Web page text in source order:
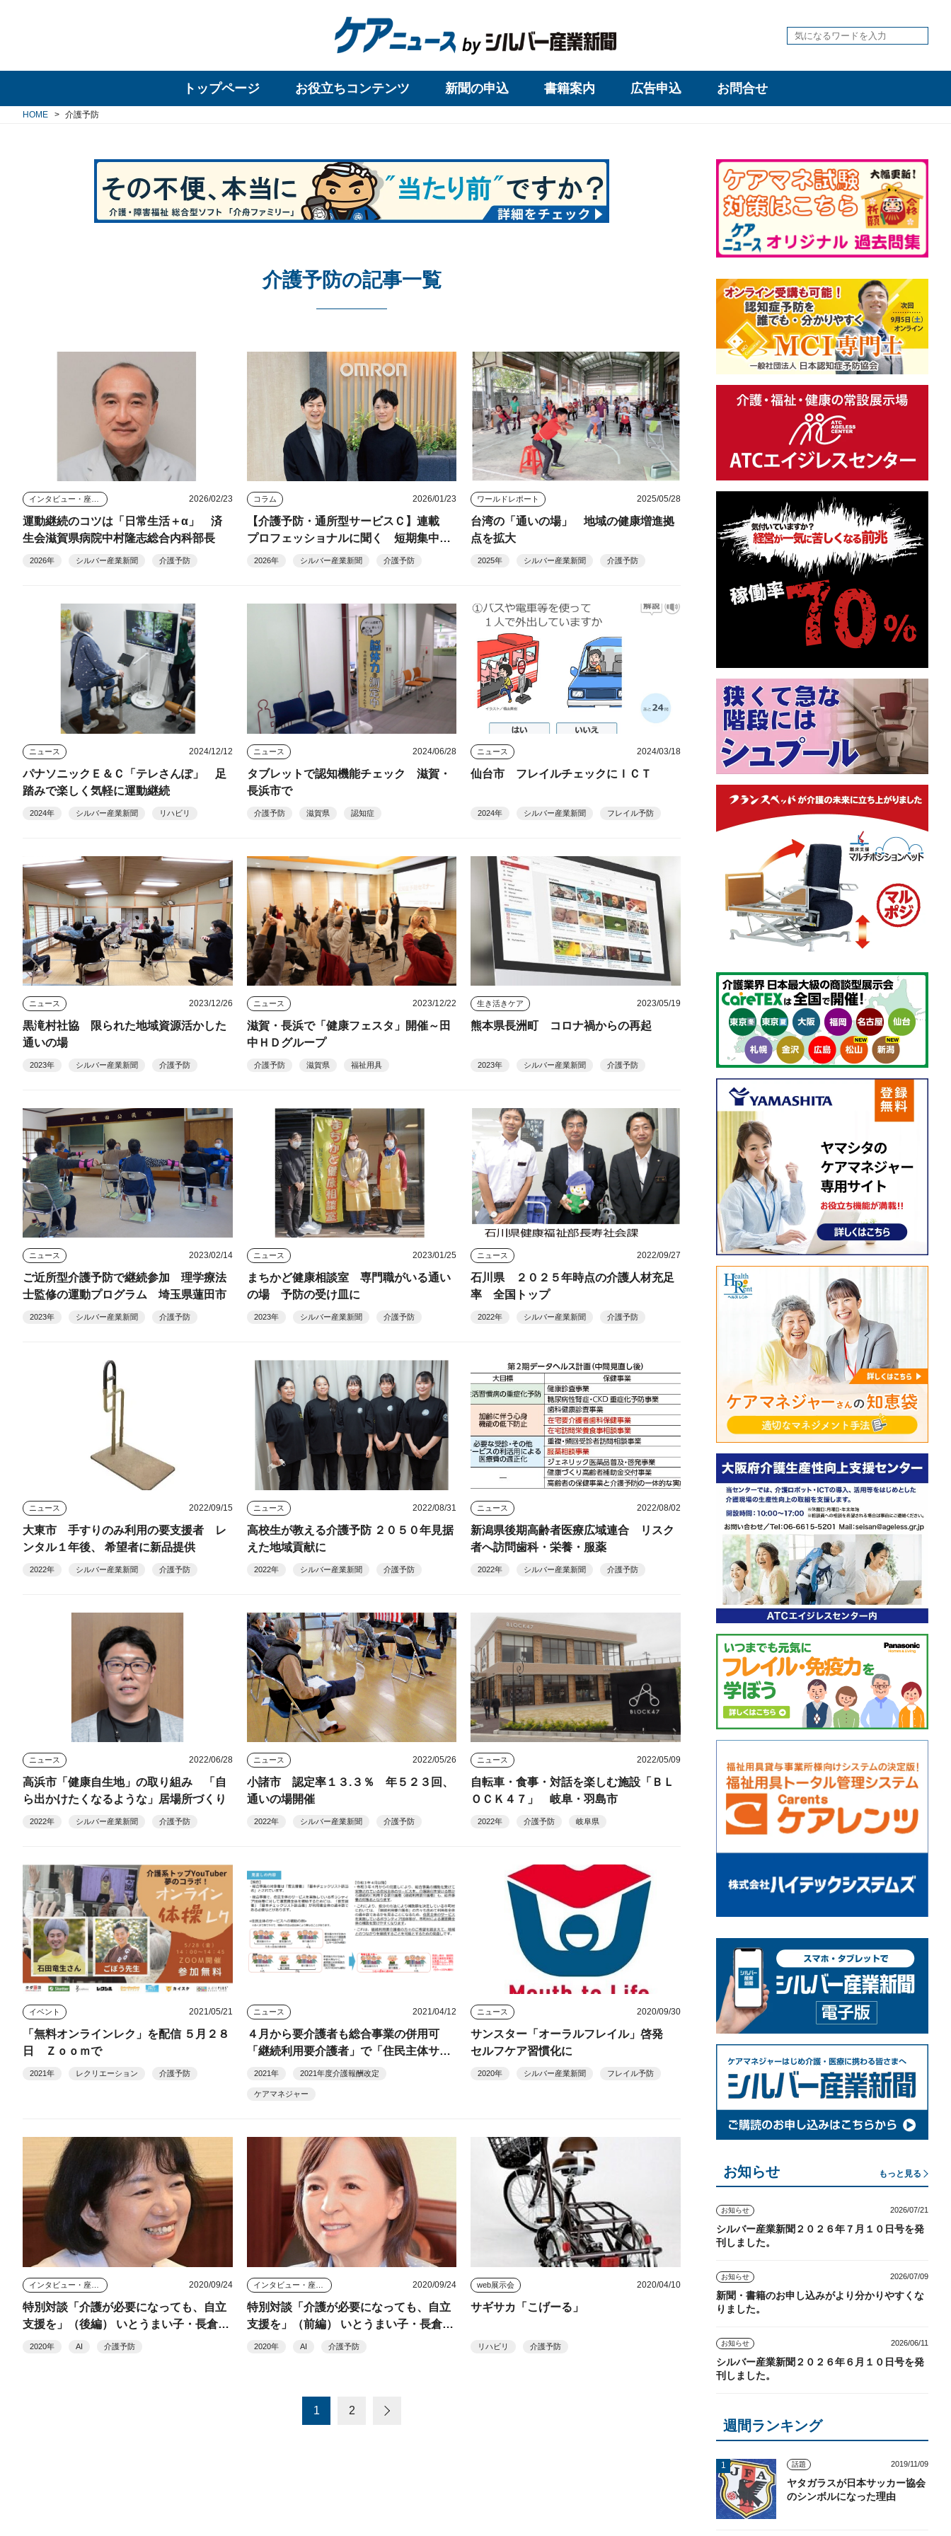
トップページ お役立ちコンテンツ 新聞の申込 書籍案内 広告申込 お問合せ
HOME 介護予防
介護予防の記事一覧
2026/02/23
運動継続のコツは「日常生活＋α」 済
生会滋賀県病院中村隆志総合内科部長
2026年 シルバー産業新聞 介護予防
コラム 2026/01/23
【介護予防・通所型サービスＣ】連載
プロフェッショナルに聞く 短期集中予
防サービスの最前線⑨
2026年 シルバー産業新聞 介護予防
ワールドレポート 2025/05/28
台湾の「通いの場」 地域の健康増進拠
点を拡大
2025年 シルバー産業新聞 介護予防
ニュース 2024/12/12
パナソニックＥ＆Ｃ「テレさんぽ」 足
踏みで楽しく気軽に運動継続
2024年 シルバー産業新聞 リハビリ
ニュース 2024/06/28
タブレットで認知機能チェック 滋賀・
長浜市で
介護予防 滋賀県 認知症
ニュース 2024/03/18
仙台市 フレイルチェックにＩＣＴ
2024年 シルバー産業新聞 フレイル予防
ニュース 2023/12/26
黒滝村社協 限られた地域資源活かした
通いの場
2023年 シルバー産業新聞 介護予防
ニュース 2023/12/22
滋賀・長浜で「健康フェスタ」開催～田
中ＨＤグループ
介護予防 滋賀県 福祉用具
生き活きケア 2023/05/19
熊本県長洲町 コロナ禍からの再起
2023年 シルバー産業新聞 介護予防
ニュース 2023/02/14
ご近所型介護予防で継続参加 理学療法
士監修の運動プログラム 埼玉県蓮田市
2023年 シルバー産業新聞 介護予防
ニュース 2023/01/25
まちかど健康相談室 専門職がいる通い
の場 予防の受け皿に
2023年 シルバー産業新聞 介護予防
ニュース 2022/09/27
石川県 ２０２５年時点の介護人材充足
率 全国トップ
2022年 シルバー産業新聞 介護予防
ニュース 2022/09/15
大東市 手すりのみ利用の要支援者 レ
ンタル１年後、 希望者に新品提供
2022年 シルバー産業新聞 介護予防
ニュース 2022/08/31
高校生が教える介護予防 ２０５０年見据
えた地域貢献に
2022年 シルバー産業新聞 介護予防
ニュース 2022/08/02
新潟県後期高齢者医療広域連合 リスク
者へ訪問歯科・栄養・服薬
2022年 シルバー産業新聞 介護予防
ニュース 2022/06/28
高浜市「健康自生地」の取り組み 「自
ら出かけたくなるような」居場所づくり
2022年 シルバー産業新聞 介護予防
ニュース 2022/05/26
小諸市 認定率１３.３％ 年５２３回、
通いの場開催
2022年 シルバー産業新聞 介護予防
ニュース 2022/05/09
自転車・食事・対話を楽しむ施設「ＢＬ
ＯＣＫ４７」 岐阜・羽島市
2022年 介護予防 岐阜県
イベント 2021/05/21
「無料オンラインレク」を配信 ５月２８
日 Ｚｏｏｍで
2021年 レクリエーション 介護予防
ニュース 2021/04/12
４月から要介護者も総合事業の併用可
「継続利用要介護者」で「住民主体サー
ビス」が対象
2021年 2021年度介護報酬改定
ケアマネジャー
ニュース 2020/09/30
サンスター「オーラルフレイル」啓発
セルフケア習慣化に
2020年 シルバー産業新聞 フレイル予防
2020/09/24
特別対談「介護が必要になっても、自立
支援を」（後編） いとうまい子・長倉寿
子2020年 AI 介護予防
インタビュー・座談会 2020/09/24
特別対談「介護が必要になっても、自立
支援を」（前編） いとうまい子・長倉寿
子2020年 AI 介護予防
web展示会 2020/04/10
サギサカ「こげーる」
リハビリ 介護予防
1 2
お知らせ もっと見る
お知らせ 2026/07/21
シルバー産業新聞２０２６年７月１０日号を発
刊しました。
お知らせ 2026/07/09
新聞・書籍のお申し込みがより分かりやすくな
りました。
お知らせ 2026/06/11
シルバー産業新聞２０２６年６月１０日号を発
刊しました。
週間ランキング
話題 2019/11/09
ヤタガラスが日本サッカー協会
のシンボルになった理由